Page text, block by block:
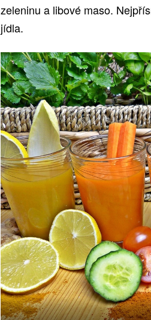
zeleninu a libové maso.
jídla.